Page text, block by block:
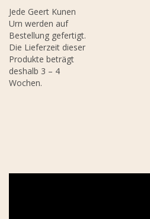
Jede Geert Kunen
Urn werden auf
Bestellung gefertigt.
Die Lieferzeit dieser
Produkte beträgt
deshalb 3 – 4
Wochen.